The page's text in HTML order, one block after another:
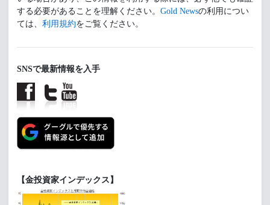
する必要があることを理解ください。 Gold Newsの利用につい
ては、 利用規約をご覧ください。
SNSで最新情報を入手
【金投資家インデックス】